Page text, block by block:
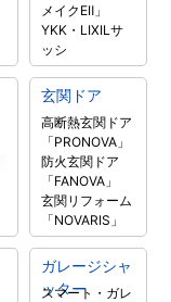
メイクEⅡ」
YKK・LIXILサ
ッシ
玄関ドア
高断熱玄関ドア
「PRONOVA」
防火玄関ドア
「FANOVA」
玄関リフォーム
「NOVARIS」
ガレージシャ
ッター
スマート・ガレ